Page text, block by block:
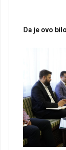
Da je ovo